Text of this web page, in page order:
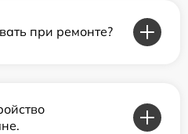
при ремонте?